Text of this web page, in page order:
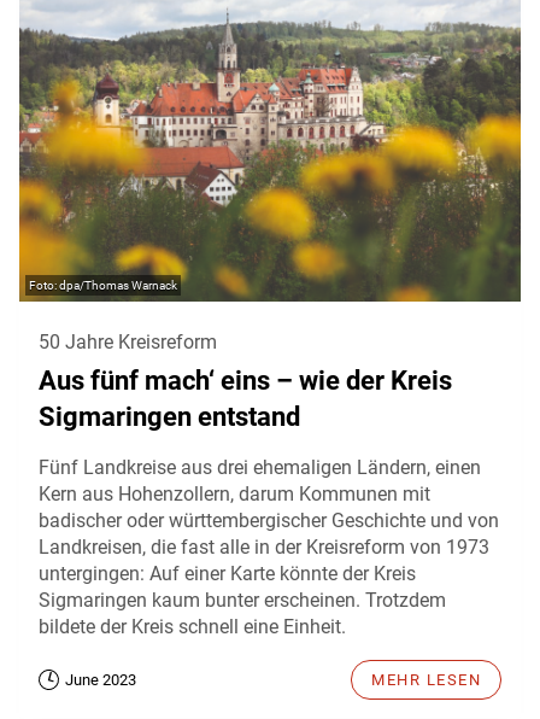
dpa/Thomas Warnack
50 Jahre Kreisreform
Aus fünf mach‘ eins – wie der Kreis
Sigmaringen entstand
Fünf Landkreise aus drei ehemaligen Ländern, einen
Kern aus Hohenzollern, darum Kommunen mit
badischer oder württembergischer Geschichte und von
Landkreisen, die fast alle in der Kreisreform von 1973
untergingen: Auf einer Karte könnte der Kreis
Sigmaringen kaum bunter erscheinen. Trotzdem
bildete der Kreis schnell eine Einheit.
June 2023 MEHR LESEN